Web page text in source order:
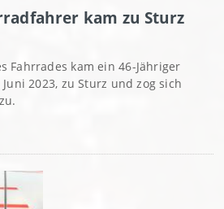
kam zu Sturz
Fahrrades kam ein 46-Jähriger
2023, zu Sturz und zog sich